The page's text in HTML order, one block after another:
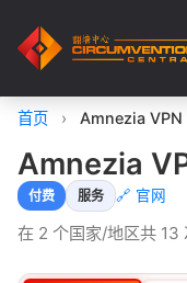
首页 › Amnezia
Amnezia
付费 服务 🔗 官网
在 2 个国家/地区共 13